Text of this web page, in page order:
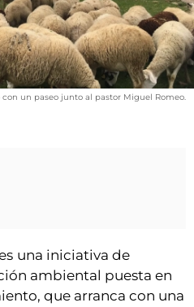
un paseo junto al pastor Miguel Romeo.
una iniciativa de
ambiental puesta en
que arranca con una